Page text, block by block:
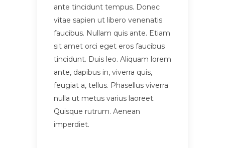
ante tincidunt tempus. Donec
vitae sapien ut libero venenatis
faucibus. Nullam quis ante. Etiam
sit amet orci eget eros faucibus
tincidunt. Duis leo. Aliquam lorem
ante, dapibus in, viverra quis,
feugiat a, tellus. Phasellus viverra
nulla ut metus varius laoreet.
Quisque rutrum. Aenean
imperdiet.